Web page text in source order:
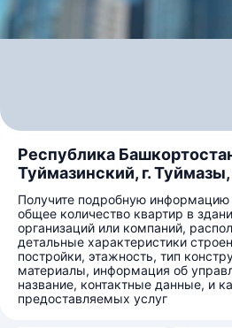
Республика
Туймазинский, г.
Получите подробную
общее количество квартир в
организаций или компаний,
детальные характеристики
постройки, этажность, тип
материалы, информация об
название, контактные данные, и
предоставляемых услуг